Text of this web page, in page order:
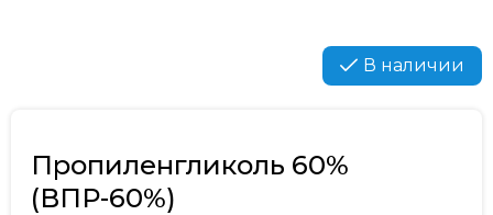
В наличии
Пропиленгликоль 60%
(ВПР-60%)